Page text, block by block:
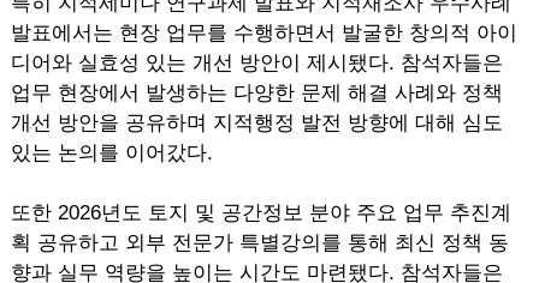
발표에서는 현장 업무를 수행하면서 발굴한 창의적 아이
디어와 실효성 있는 개선 방안이 제시됐다. 참석자들은
업무 현장에서 발생하는 다양한 문제 해결 사례와 정책
개선 방안을 공유하며 지적행정 발전 방향에 대해 심도
있는 논의를 이어갔다.
또한 2026년도 토지 및 공간정보 분야 주요 업무 추진계
획 공유하고 외부 전문가 특별강의를 통해 최신 정책 동
향과 실무 역량을 높이는 시간도 마련됐다. 참석자들은